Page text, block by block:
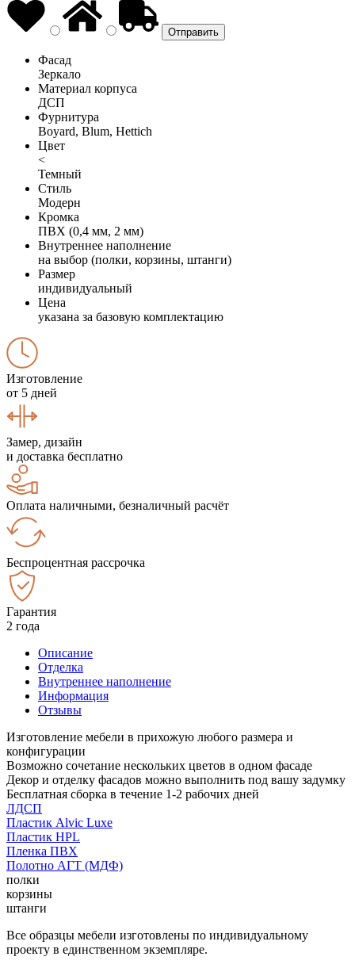
Фасад
Зеркало
Материал корпуса
ДСП
Фурнитура
Boyard, Blum, Hettich
Цвет
<
Темный
Стиль
Модерн
Кромка
ПВХ (0,4 мм, 2 мм)
Внутреннее наполнение
на выбор (полки, корзины, штанги)
Размер
индивидуальный
Цена
указана за базовую комплектацию
Изготовление
от 5 дней
Замер, дизайн
и доставка бесплатно
Оплата наличными, безналичный расчёт
Беспроцентная рассрочка
Гарантия
2 года
Описание
Отделка
Внутреннее наполнение
Информация
Отзывы
Изготовление мебели в прихожую любого размера и
конфигурации
Возможно сочетание нескольких цветов в одном фасаде
Декор и отделку фасадов можно выполнить под вашу задумку
Бесплатная сборка в течение 1-2 рабочих дней
ЛДСП
Пластик Alvic Luxe
Пластик HPL
Пленка ПВХ
Полотно АГТ (МДФ)
полки
корзины
штанги
Все образцы мебели изготовлены по индивидуальному
проекту в единственном экземпляре.